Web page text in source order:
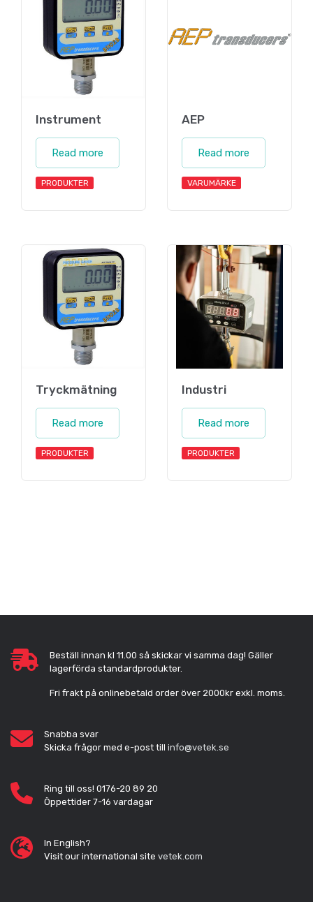
Instrument
Read more
PRODUKTER
AEP
Read more
VARUMÄRKE
Tryckmätning
Read more
PRODUKTER
Industri
Read more
PRODUKTER
Beställ innan kl 11.00 så skickar vi samma dag! Gäller
lagerförda standardprodukter.
Fri frakt på onlinebetald order över 2000kr exkl. moms.
Snabba svar
Skicka frågor med e-post till info@vetek.se
Ring till oss! 0176-20 89 20
Öppettider 7-16 vardagar
In English?
Visit our international site vetek.com